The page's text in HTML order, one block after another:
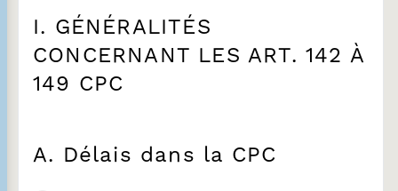
I. GÉNÉRALITÉS
CONCERNANT LES ART. 142 À
149 CPC
A. Délais dans la CPC